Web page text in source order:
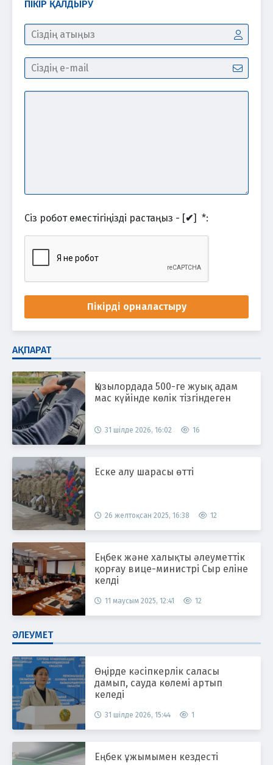
ПІКІР ҚАЛДЫРУ
Сіз робот еместігіңізді растаңыз - [✔] *:
Пікірді орналастыру
АҚПАРАТ
Қызылордада 500-ге жуық адам
мас күйінде көлік тізгіндеген
31 шілде 2026, 16:02 16
Еске алу шарасы өтті
26 желтоқсан 2025, 16:38 12
Еңбек және халықты әлеуметтік
қорғау вице-министрі Сыр еліне
келді
11 маусым 2025, 12:41 12
ӘЛЕУМЕТ
Өңірде кәсіпкерлік саласы
дамып, сауда көлемі артып
келеді
31 шілде 2026, 15:44 1
Еңбек ұжымымен кездесті